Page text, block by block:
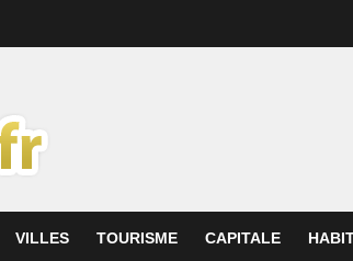
VILLES TOURISME CAPITALE